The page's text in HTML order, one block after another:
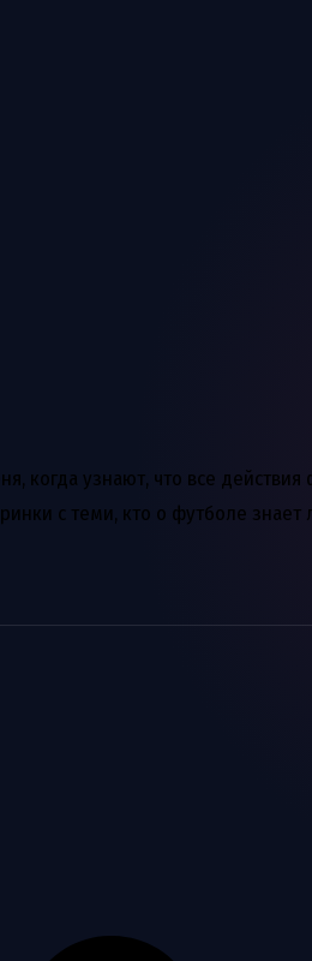
когда узнают, что все
с теми, кто о футболе